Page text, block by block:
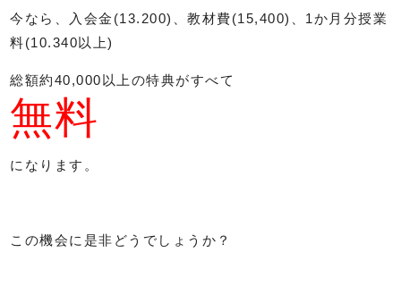
今なら、入会金(13.200)、教材費(15,400)、1か月分授業
料(10.340以上)
総額約40,000以上の特典がすべて
無料
になります。
この機会に是非どうでしょうか？